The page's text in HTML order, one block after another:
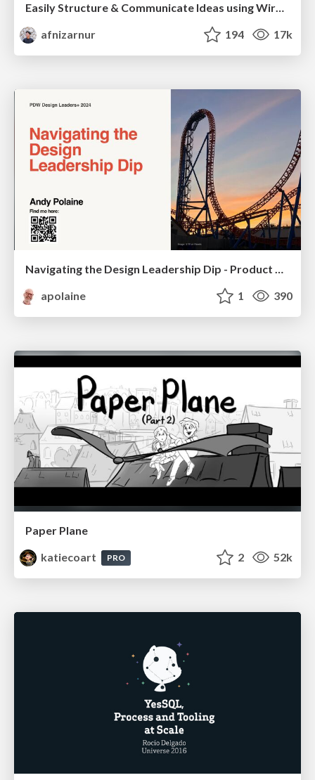
afnizarnur
194 17k
Navigating the Design Leadership Dip - Product Design Week Design Leaders+ Conference 2024
apolaine
1 390
Paper Plane
katiecoart
PRO 2 52k